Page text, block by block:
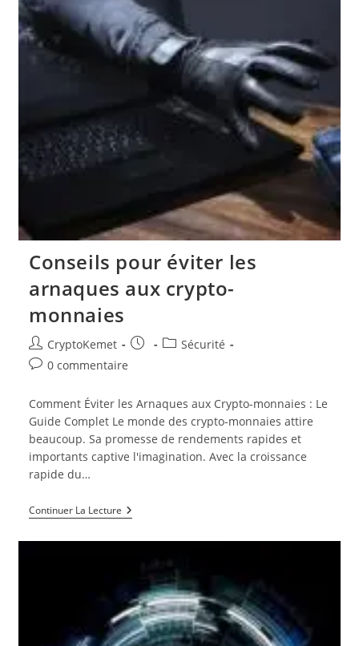
Conseils pour éviter les
arnaques aux crypto-
monnaies
Auteur/autrice
de
publication :
CryptoKemet
Publication
PostSécurité
Commentaires
la
publication :
0 commentaire
Comment Éviter les Arnaques aux Crypto-monnaies : Le
Guide Complet Le monde des crypto-monnaies attire
beaucoup. Sa promesse de rendements rapides et
importants captive l'imagination. Avec la croissance
rapide du…
Continuer La LectureConseils
Pour
Crypto-
Monnaies